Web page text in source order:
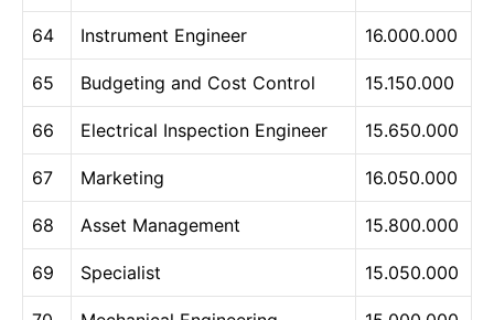
64 Instrument Engineer 16.000.000
65 Budgeting and Cost Control 15.150.000
66 Electrical Inspection Engineer 15.650.000
67 Marketing 16.050.000
68 Asset Management 15.800.000
69 Specialist 15.050.000